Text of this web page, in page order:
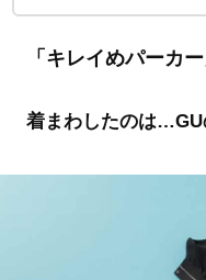
「キレイめパーカ
着まわしたのは…GU